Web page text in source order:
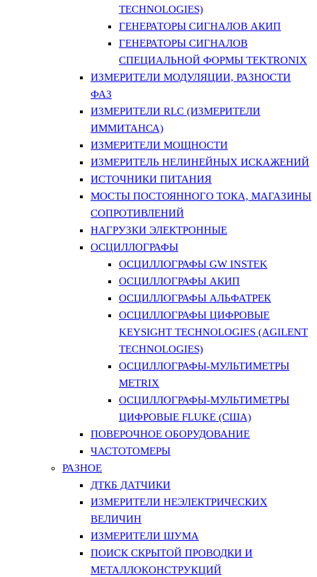
TECHNOLOGIES)
ГЕНЕРАТОРЫ СИГНАЛОВ АКИП
ГЕНЕРАТОРЫ СИГНАЛОВ
СПЕЦИАЛЬНОЙ ФОРМЫ TEKTRONIX
ИЗМЕРИТЕЛИ МОДУЛЯЦИИ, РАЗНОСТИ
ФАЗ
ИЗМЕРИТЕЛИ RLC (ИЗМЕРИТЕЛИ
ИММИТАНСА)
ИЗМЕРИТЕЛИ МОЩНОСТИ
ИЗМЕРИТЕЛЬ НЕЛИНЕЙНЫХ ИСКАЖЕНИЙ
ИСТОЧНИКИ ПИТАНИЯ
МОСТЫ ПОСТОЯННОГО ТОКА, МАГАЗИНЫ
СОПРОТИВЛЕНИЙ
НАГРУЗКИ ЭЛЕКТРОННЫЕ
ОСЦИЛЛОГРАФЫ
ОСЦИЛЛОГРАФЫ GW INSTEK
ОСЦИЛЛОГРАФЫ АКИП
ОСЦИЛЛОГРАФЫ АЛЬФАТРЕК
ОСЦИЛЛОГРАФЫ ЦИФРОВЫЕ
KEYSIGHT TECHNOLOGIES (AGILENT
TECHNOLOGIES)
ОСЦИЛЛОГРАФЫ-МУЛЬТИМЕТРЫ
METRIX
ОСЦИЛЛОГРАФЫ-МУЛЬТИМЕТРЫ
ЦИФРОВЫЕ FLUKE (США)
ПОВЕРОЧНОЕ ОБОРУДОВАНИЕ
ЧАСТОТОМЕРЫ
РАЗНОЕ
ДТКБ ДАТЧИКИ
ИЗМЕРИТЕЛИ НЕЭЛЕКТРИЧЕСКИХ
ВЕЛИЧИН
ИЗМЕРИТЕЛИ ШУМА
ПОИСК СКРЫТОЙ ПРОВОДКИ И
МЕТАЛЛОКОНСТРУКЦИЙ